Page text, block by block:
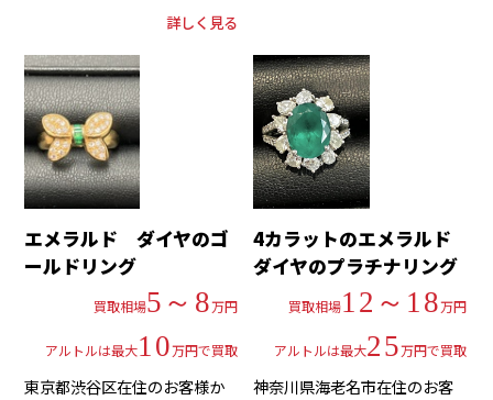
詳しく見る
エメラルド ダイヤのゴ
ールドリング
買取相場5～8万円
アルトルは最大10万円で買取
東京都渋谷区在住のお客様か
4カラットのエメラルド
ダイヤのプラチナリング
買取相場12～18万円
アルトルは最大25万円で買取
神奈川県海老名市在住のお客